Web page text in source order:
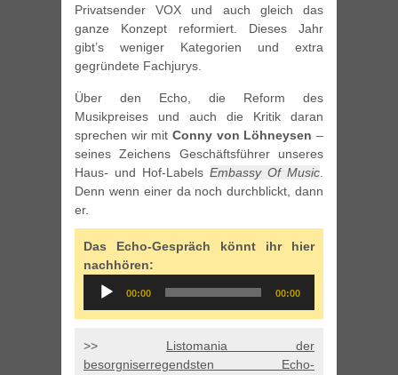
Privatsender VOX und auch gleich das
ganze Konzept reformiert. Dieses Jahr
gibt’s weniger Kategorien und extra
gegründete Fachjurys.
Über den Echo, die Reform des
Musikpreises und auch die Kritik daran
sprechen wir mit Conny von Löhneysen –
seines Zeichens Geschäftsführer unseres
Haus- und Hof-Labels Embassy Of Music
Denn wenn einer da noch durchblickt, dann
er.
Das Echo-Gespräch könnt ihr hier
nachhören:
Audio
Player
00:00 00:00
>> Listomania der
besorgniserregendsten Echo-